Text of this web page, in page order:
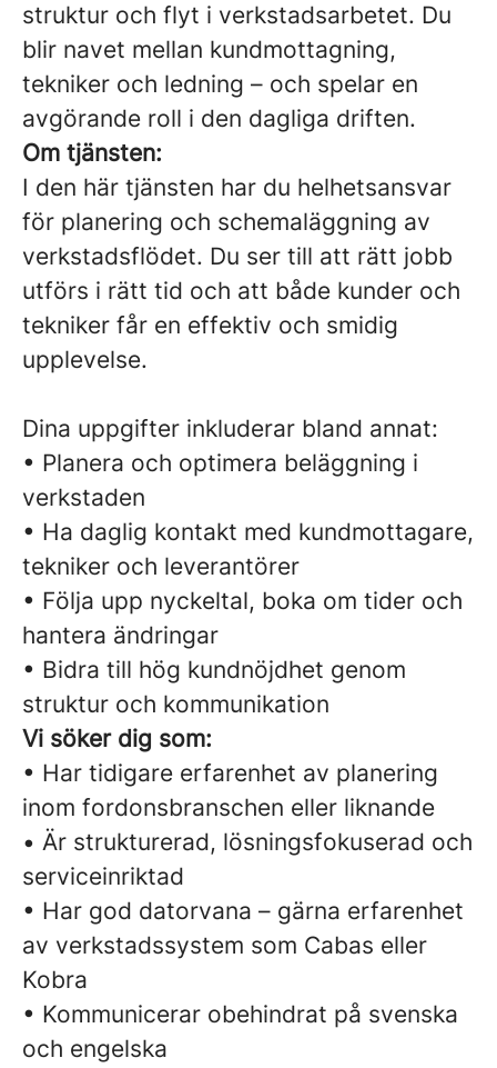
struktur och flyt i verkstadsarbetet. Du
blir navet mellan kundmottagning,
tekniker och ledning – och spelar en
avgörande roll i den dagliga driften.
Om tjänsten:
I den här tjänsten har du helhetsansvar
för planering och schemaläggning av
verkstadsflödet. Du ser till att rätt jobb
utförs i rätt tid och att både kunder och
tekniker får en effektiv och smidig
upplevelse.
Dina uppgifter inkluderar bland annat:
• Planera och optimera beläggning i
verkstaden
• Ha daglig kontakt med kundmottagare,
tekniker och leverantörer
• Följa upp nyckeltal, boka om tider och
hantera ändringar
• Bidra till hög kundnöjdhet genom
struktur och kommunikation
Vi söker dig som:
• Har tidigare erfarenhet av planering
inom fordonsbranschen eller liknande
• Är strukturerad, lösningsfokuserad och
serviceinriktad
• Har god datorvana – gärna erfarenhet
av verkstadssystem som Cabas eller
Kobra
• Kommunicerar obehindrat på svenska
och engelska